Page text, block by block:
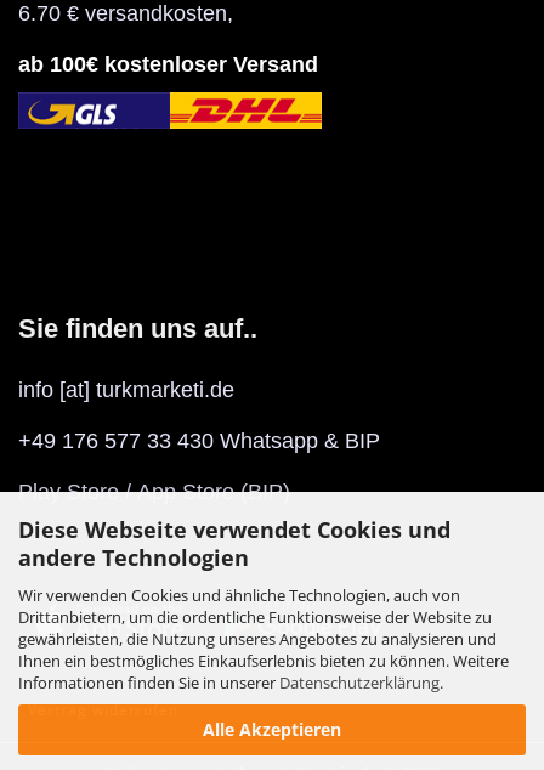
Diese Webseite verwendet Cookies und
andere Technologien
Wir verwenden Cookies und ähnliche Technologien, auch von
Drittanbietern, um die ordentliche Funktionsweise der Website zu
gewährleisten, die Nutzung unseres Angebotes zu analysieren und
Ihnen ein bestmögliches Einkaufserlebnis bieten zu können. Weitere
Informationen finden Sie in unserer Datenschutzerklärung.
Alle Akzeptieren
6.70 € versandkosten,
ab 100€ kostenloser Versand
Sie finden uns auf..
info [at] turkmarketi.de
+49 176 577 33 430 Whatsapp & BIP
Play Store/App Store(BIP)
Vertrag widerrufen